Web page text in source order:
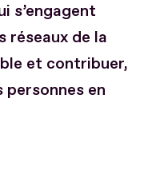
s’engagent
réseaux de la
et contribuer,
personnes en